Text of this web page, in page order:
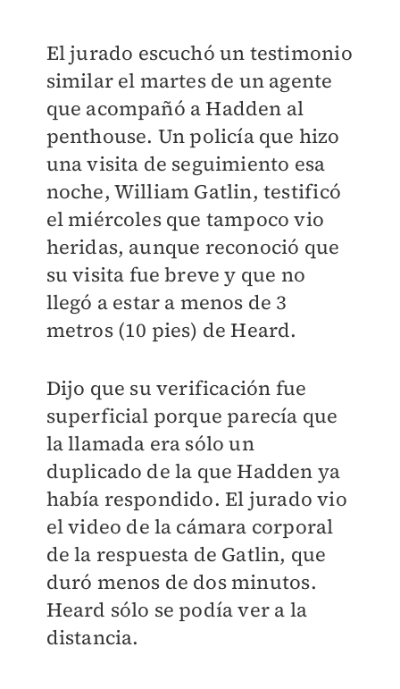
El jurado escuchó un testimonio
similar el martes de un agente
que acompañó a Hadden al
penthouse. Un policía que hizo
una visita de seguimiento esa
noche, William Gatlin, testificó
el miércoles que tampoco vio
heridas, aunque reconoció que
su visita fue breve y que no
llegó a estar a menos de 3
metros (10 pies) de Heard.
Dijo que su verificación fue
superficial porque parecía que
la llamada era sólo un
duplicado de la que Hadden ya
había respondido.El jurado vio
el video de la cámara corporal
de la respuesta de Gatlin, que
duró menos de dos minutos.
Heard sólo se podía ver a la
distancia.